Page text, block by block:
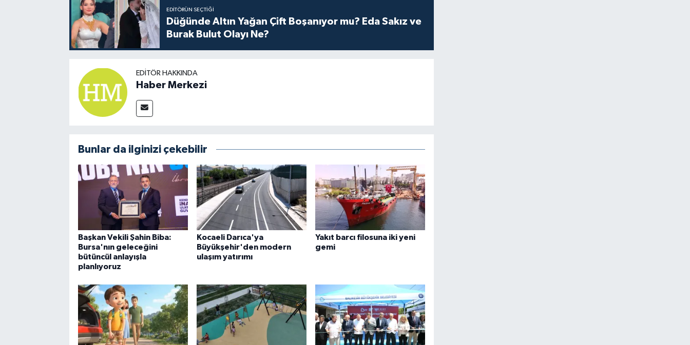
EDITÖRÜN SEÇTIĞI
Düğünde Altın Yağan Çift Boşanıyor mu? Eda Sakız ve
Burak Bulut Olayı Ne?
EDITÖR HAKKINDA
Haber Merkezi
Bunlar da ilginizi çekebilir
Başkan Vekili Şahin Biba:
Bursa'nın geleceğini
bütüncül anlayışla
planlıyoruz
Kocaeli Darıca'ya
Büyükşehir'den modern
ulaşım yatırımı
Yakıt barcı filosuna iki yeni
gemi